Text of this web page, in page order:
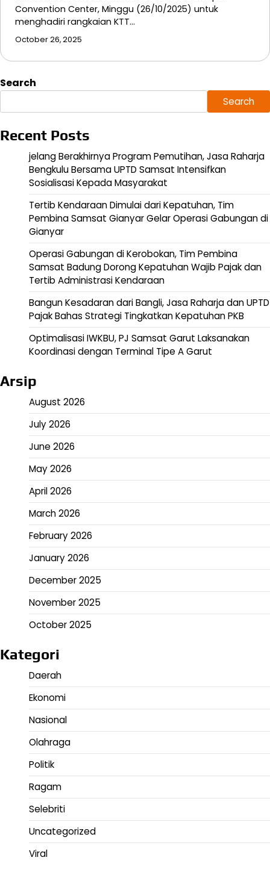
Convention Center, Minggu (26/10/2025) untuk
menghadiri rangkaian KTT…
October 26, 2025
Search
Search
Recent Posts
jelang Berakhirnya Program Pemutihan, Jasa Raharja
Bengkulu Bersama UPTD Samsat Intensifkan
Sosialisasi Kepada Masyarakat
Tertib Kendaraan Dimulai dari Kepatuhan, Tim
Pembina Samsat Gianyar Gelar Operasi Gabungan di
Gianyar
Operasi Gabungan di Kerobokan, Tim Pembina
Samsat Badung Dorong Kepatuhan Wajib Pajak dan
Tertib Administrasi Kendaraan
Bangun Kesadaran dari Bangli, Jasa Raharja dan UPTD
Pajak Bahas Strategi Tingkatkan Kepatuhan PKB
Optimalisasi IWKBU, PJ Samsat Garut Laksanakan
Koordinasi dengan Terminal Tipe A Garut
Arsip
August 2026
July 2026
June 2026
May 2026
April 2026
March 2026
February 2026
January 2026
December 2025
November 2025
October 2025
Kategori
Daerah
Ekonomi
Nasional
Olahraga
Politik
Ragam
Selebriti
Uncategorized
Viral